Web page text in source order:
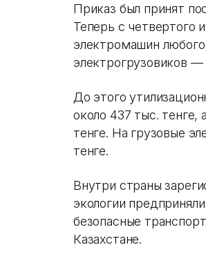
Приказ был принят
Теперь с четвертого
электромашин
электрогрузовиков
До этого
около 437 тыс.
тенге. На грузовые
тенге.
Внутри страны
экологии
безопасные
Казахстане.